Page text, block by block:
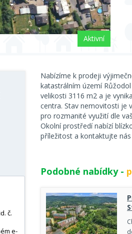
Aktivní
Nabízíme k prodeji
katastrálním území
velikosti 3116 m2 a je
centra. Stav nemovitosti je
pro rozmanité využití dle
Okolní prostředí nabízí
příležitost a kontaktujte
Podobné nabídky -